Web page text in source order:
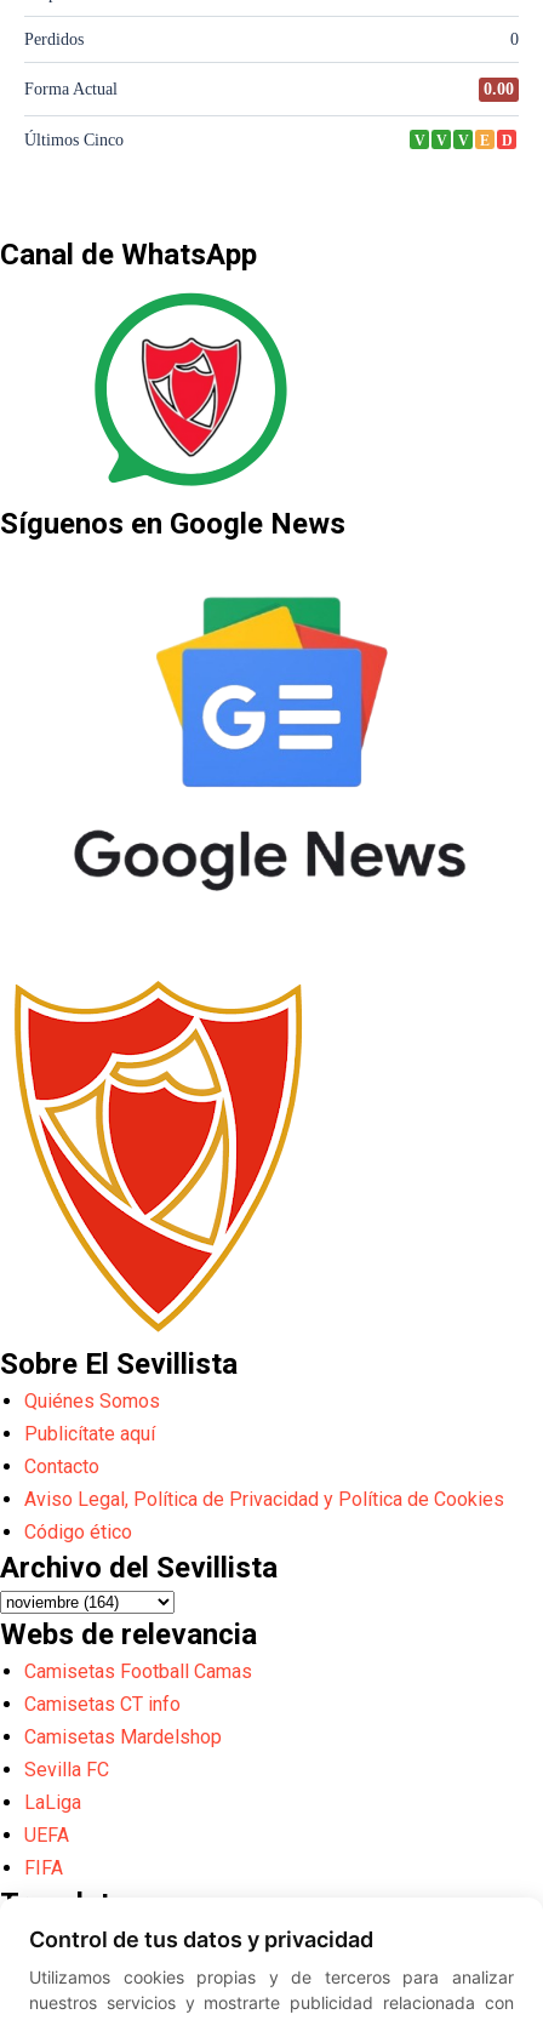
Canal de WhatsApp
Síguenos en Google News
Sobre El Sevillista
Quiénes Somos
Publicítate aquí
Contacto
Aviso Legal, Política de Privacidad y Política de Cookies
Código ético
Archivo del Sevillista
Webs de relevancia
Camisetas Football Camas
Camisetas CT info
Camisetas Mardelshop
Sevilla FC
LaLiga
UEFA
FIFA
Translate
Powered by
Translate
Diseño web creado por Erick
Control de tus datos y privacidad
Utilizamos cookies propias y de terceros para analizar
nuestros servicios y mostrarte publicidad relacionada con